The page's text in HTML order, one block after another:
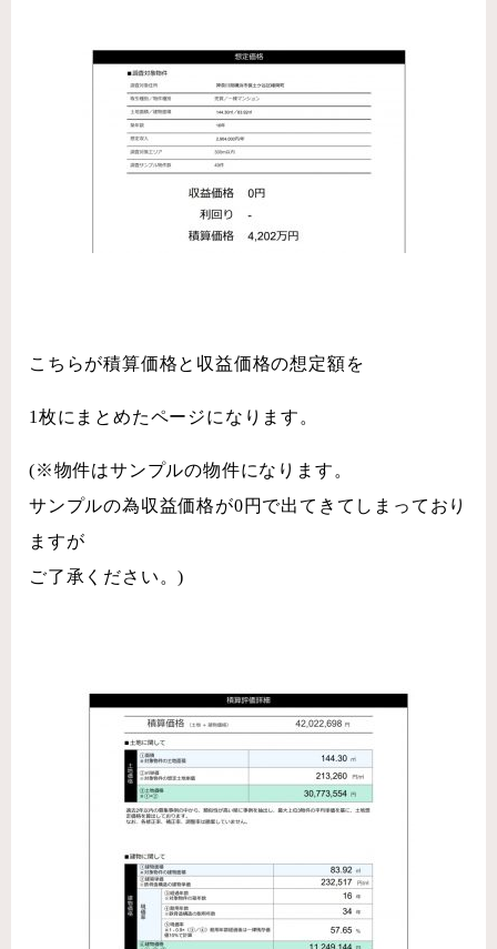
こちらが積算価格と収益価格の想定額を
1枚にまとめたページになります。
(※物件はサンプルの物件になります。
サンプルの為収益価格が0円で出てきてしまっており
ますが
ご了承ください。)